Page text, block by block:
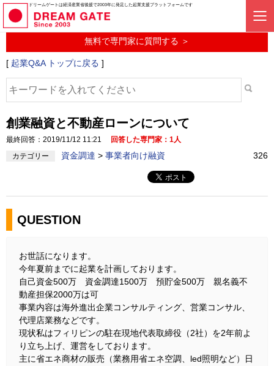
ドリームゲートは経済産業省後援で2003年に発足した起業支援プラットフォームです
起業に関するみんなの質問投稿サービス
起業Q&A
無料で専門家に質問する ＞
[ 起業Q&A トップに戻る ]
創業融資と不動産ローンについて
最終回答：2019/11/12 11:21
回答した専門家：1人
カテゴリー
資金調達 > 事業者向け融資 326
QUESTION
お世話になります。
今年夏前までに起業を計画しております。
自己資金500万 資金調達1500万 預貯金500万 親名義不
動産担保2000万は可
事業内容は海外進出企業コンサルティング、営業コンサル、
代理店業務などです。
現状私はフィリピンの駐在現地代表取締役（2社）を2年前よ
り立ち上げ、運営をしております。
主に省エネ商材の販売（業務用省エネ空調、led照明など）日